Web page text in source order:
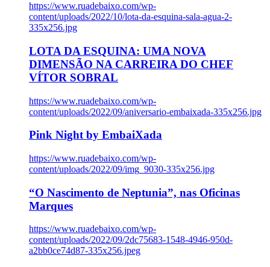
https://www.ruadebaixo.com/wp-
content/uploads/2022/10/lota-da-esquina-sala-agua-2-
335x256.jpg
LOTA DA ESQUINA: UMA NOVA
DIMENSÃO NA CARREIRA DO CHEF
VÍTOR SOBRAL
https://www.ruadebaixo.com/wp-
content/uploads/2022/09/aniversario-embaixada-335x256.jpg
Pink Night by EmbaiXada
https://www.ruadebaixo.com/wp-
content/uploads/2022/09/img_9030-335x256.jpg
“O Nascimento de Neptunia”, nas Oficinas
Marques
https://www.ruadebaixo.com/wp-
content/uploads/2022/09/2dc75683-1548-4946-950d-
a2bb0ce74d87-335x256.jpeg